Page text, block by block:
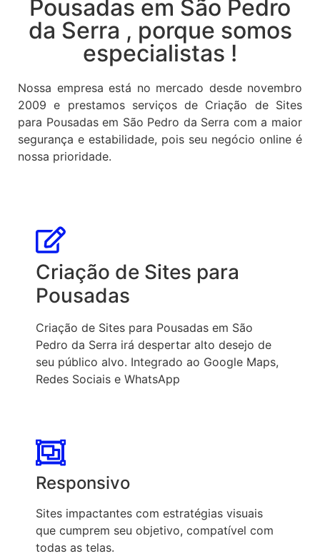
Pousadas em São Pedro
da Serra , porque somos
especialistas !
Nossa empresa está no mercado desde novembro
2009 e prestamos serviços de Criação de Sites
para Pousadas em São Pedro da Serra com a maior
segurança e estabilidade, pois seu negócio online é
nossa prioridade.
Criação de Sites para
Pousadas
Criação de Sites para Pousadas em São
Pedro da Serra irá despertar alto desejo de
seu público alvo. Integrado ao Google Maps,
Redes Sociais e WhatsApp
Responsivo
Sites impactantes com estratégias visuais
que cumprem seu objetivo, compatível com
todas as telas.